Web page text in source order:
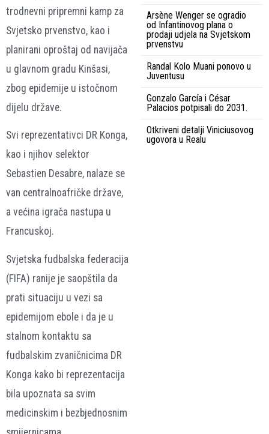
trodnevni pripremni kamp za
Svjetsko prvenstvo, kao i
planirani oproštaj od navijača
u glavnom gradu Kinšasi,
zbog epidemije u istočnom
dijelu države.
Svi reprezentativci DR Konga,
kao i njihov selektor
Sebastien Desabre, nalaze se
van centralnoafričke države,
a većina igrača nastupa u
Francuskoj.
Svjetska fudbalska federacija
(FIFA) ranije je saopštila da
prati situaciju u vezi sa
epidemijom ebole i da je u
stalnom kontaktu sa
fudbalskim zvaničnicima DR
Konga kako bi reprezentacija
bila upoznata sa svim
medicinskim i bezbjednosnim
Arsène Wenger se ogradio
od Infantinovog plana o
prodaji udjela na Svjetskom
prvenstvu
Randal Kolo Muani ponovo u
Juventusu
Gonzalo García i César
Palacios potpisali do 2031.
Otkriveni detalji Viniciusovog
ugovora u Realu